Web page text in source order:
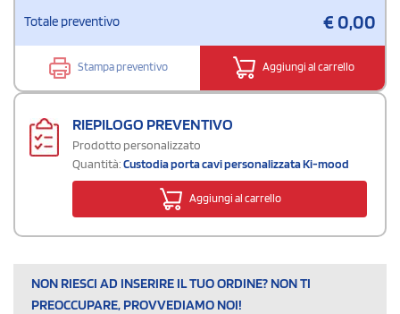
Totale preventivo €0,00
Stampa preventivo Aggiungi al carrello
RIEPILOGO PREVENTIVO
Prodotto personalizzato
Quantità:Custodia porta cavi personalizzata Ki-mood
Aggiungi al carrello
NON RIESCI AD INSERIRE IL TUO ORDINE? NON TI
PREOCCUPARE, PROVVEDIAMO NOI!